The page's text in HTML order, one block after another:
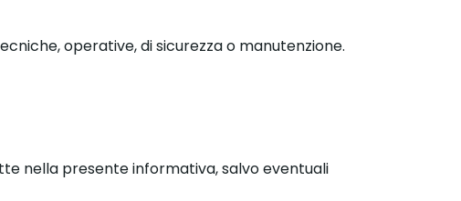
operative, di sicurezza o manutenzione.
nella presente informativa, salvo eventuali